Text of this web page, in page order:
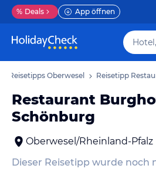
% Deals App öffnen
Reisetipps Oberwesel Reisetipp
Restaurant
Schönburg
Oberwesel/Rheinland-Pfalz
Dieser Reisetipp wurde noch